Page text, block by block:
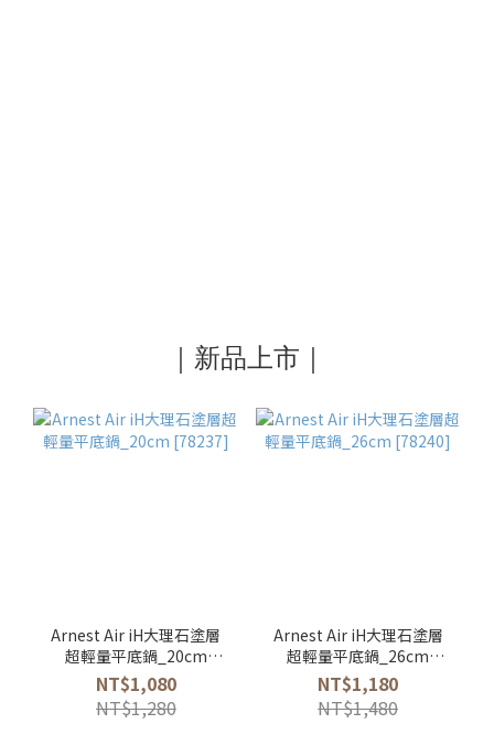
｜新品上市｜
Arnest Air iH大理石塗層
超輕量平底鍋_20cm
[78237]
NT$1,080
NT$1,280
Arnest Air iH大理石塗層
超輕量平底鍋_26cm
[78240]
NT$1,180
NT$1,480